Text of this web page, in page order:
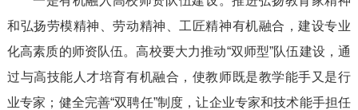
和弘扬劳模精神、劳动精神、工匠精神有机融合，建设专业
化高素质的师资队伍。高校要大力推动“双师型”队伍建设，通
过与高技能人才培育有机融合，使教师既是教学能手又是行
业专家；健全完善“双聘任”制度，让企业专家和技术能手担任